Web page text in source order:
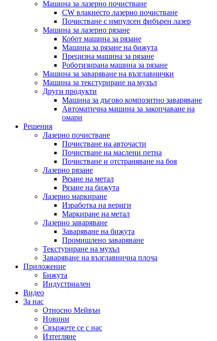
Машина за лазерно почистване
CW влакнесто лазерно почистване
Почистване с импулсен фибърен лазер
Машина за лазерно рязане
Кобот машина за рязане
Машина за рязане на бижута
Прецизна машина за рязане
Роботизирана машина за рязане
Машина за заваряване на възглавнички
Машина за текстуриране на мухъл
Други продукти
Машина за дъгово композитно заваряване
Автоматична машина за закопчаване на
омари
Решения
Лазерно почистване
Почистване на авточасти
Почистване на маслени петна
Почистване и отстраняване на боя
Лазерно рязане
Рязане на метал
Рязане на бижута
Лазерно маркиране
Изработка на вериги
Маркиране на метал
Лазерно заваряване
Заваряване на бижута
Промишлено заваряване
Текстуриране на мухъл
Заваряване на възглавнична плоча
Приложение
Бижута
Индустриален
Видео
За нас
Относно Мейвън
Новини
Свържете се с нас
Изтегляне